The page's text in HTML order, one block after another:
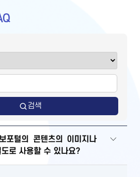
검색
포털의 콘텐츠의 이미지나
로 사용할 수 있나요?